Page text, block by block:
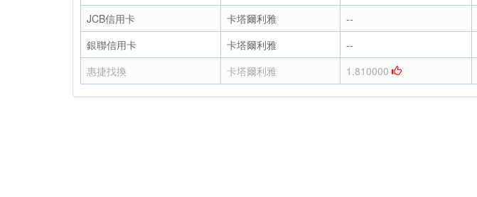
JCB信用卡
卡塔爾利雅 --
銀聯信用卡
卡塔爾利雅 --
惠捷找換
卡塔爾利雅 1.810000